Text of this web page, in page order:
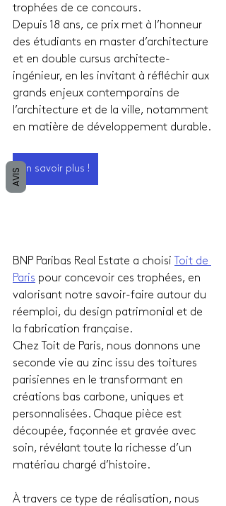
trophées de ce concours.
Depuis 18 ans, ce prix met à l’honneur
des étudiants en master d’architecture
et en double cursus architecte-
ingénieur, en les invitant à réfléchir aux
grands enjeux contemporains de
l’architecture et de la ville, notamment
en matière de développement durable.
En savoir plus !
BNP Paribas Real Estate a choisi
Toit de
Paris pour concevoir ces trophées, en
valorisant notre savoir-faire autour du
réemploi, du design patrimonial et de
la fabrication française.
Chez Toit de Paris, nous donnons une
seconde vie au zinc issu des toitures
parisiennes en le transformant en
créations bas carbone, uniques et
personnalisées. Chaque pièce est
découpée, façonnée et gravée avec
soin, révélant toute la richesse d’un
matériau chargé d’histoire.
À travers ce type de réalisation, nous
AVIS